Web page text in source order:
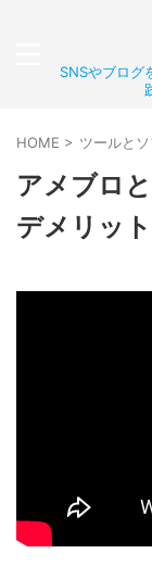
SNSやブログ
HOME > ツールとソ
アメブロ
デメリッ